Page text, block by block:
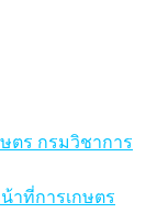
ตร กรมวิชาการ
าที่การเกษตร